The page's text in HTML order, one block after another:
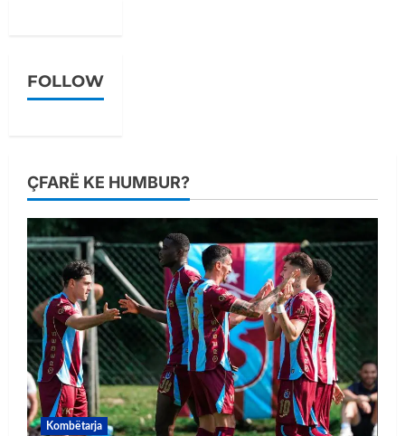
FOLLOW
ÇFARË KE HUMBUR?
Kombëtarja